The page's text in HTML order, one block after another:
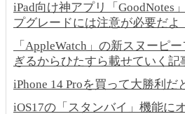
iPad向け神アプリ「GoodNotes
プグレードには注意が必要だよ
「AppleWatch」の新スヌーピ
ぎるからひたすら載せていく記
iPhone 14 Proを買って大勝利だ
iOS17の「スタンバイ」機能に